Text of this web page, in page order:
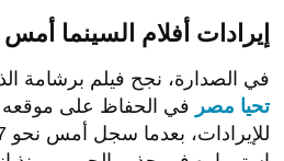
إيرادات أفلام السينما أمس
في الصدارة، نجح فيلم برشامة
تحيا مصر في الحفاظ على موقعه